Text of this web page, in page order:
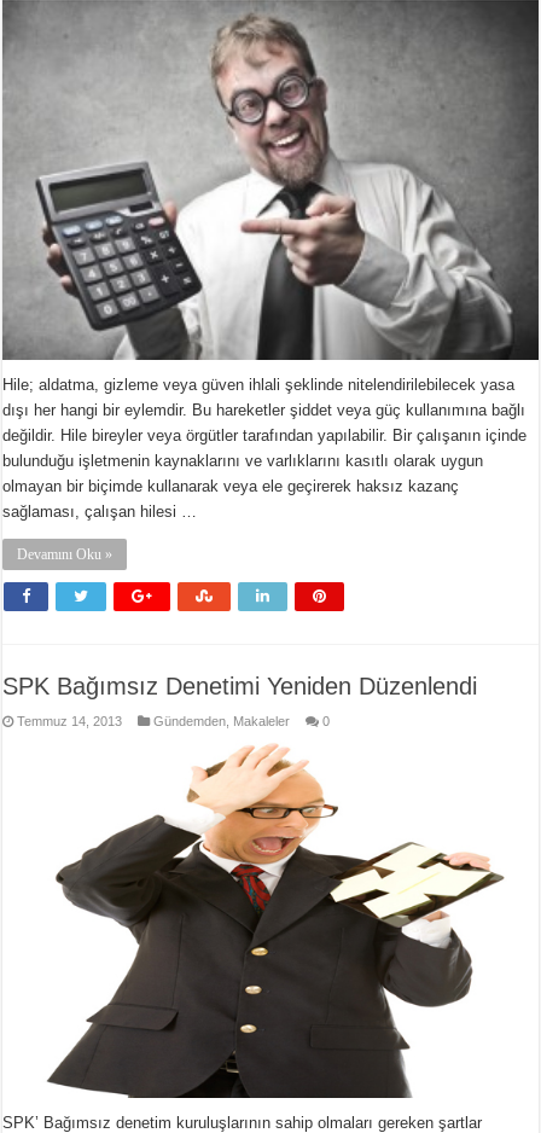
Hile; aldatma, gizleme veya güven ihlali şeklinde nitelendirilebilecek yasa
dışı her hangi bir eylemdir. Bu hareketler şiddet veya güç kullanımına bağlı
değildir. Hile bireyler veya örgütler tarafından yapılabilir. Bir çalışanın içinde
bulunduğu işletmenin kaynaklarını ve varlıklarını kasıtlı olarak uygun
olmayan bir biçimde kullanarak veya ele geçirerek haksız kazanç
sağlaması, çalışan hilesi …
Devamını Oku »
SPK Bağımsız Denetimi Yeniden Düzenlendi
Temmuz 14, 2013 Gündemden Makaleler 0
SPK’ Bağımsız denetim kuruluşlarının sahip olmaları gereken şartlar